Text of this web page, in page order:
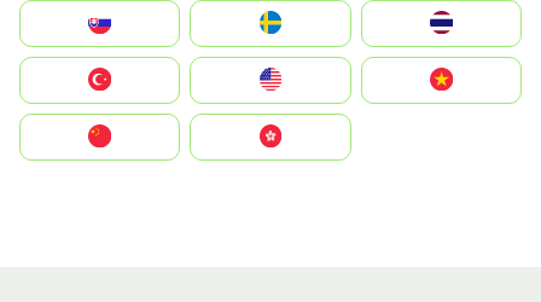
United States
中國香港特別行政區